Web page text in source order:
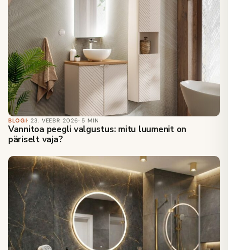
BLOGI· 23. VEEBR 2026· 5 MIN
Vannitoa peegli valgustus: mitu luumenit on
päriselt vaja?